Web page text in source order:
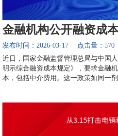
发布时间：2026-03-17 点击量：570
近日，国家金融监督管理总局与中国
明示综合融资成本规定》，要求金融
本，包括中介费用。这一政策如同一